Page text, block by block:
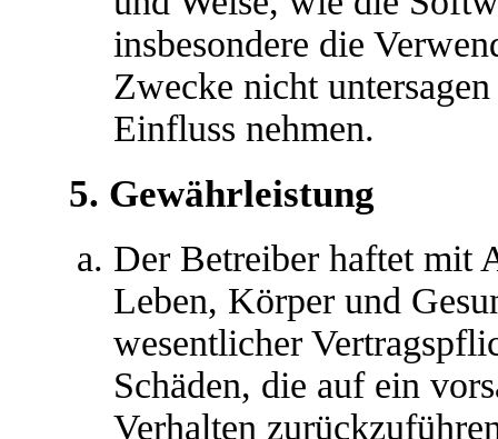
insbesondere die
Zwecke nicht
Einfluss nehmen.
5. Gewährleistung
Der Betreiber haftet mit
Leben, Körper und
wesentlicher
Schäden, die auf ein
Verhalten